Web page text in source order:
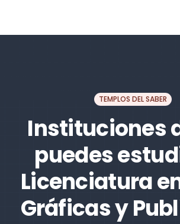
TEMPLOS DEL SABER
Instituciones
puedes
Licenciatura
Gráficas y